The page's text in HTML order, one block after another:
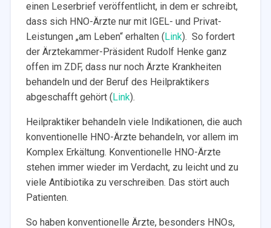
einen Leserbrief veröffentlicht, in dem er schreibt,
dass sich HNO-Ärzte nur mit IGEL- und Privat-
Leistungen „am Leben“ erhalten ( Link). So fordert
der Ärztekammer-Präsident Rudolf Henke ganz
offen im ZDF, dass nur noch Ärzte Krankheiten
behandeln und der Beruf des Heilpraktikers
abgeschafft gehört ( Link).
Heilpraktiker behandeln viele Indikationen, die auch
konventionelle HNO-Ärzte behandeln, vor allem im
Komplex Erkältung. Konventionelle HNO-Ärzte
stehen immer wieder im Verdacht, zu leicht und zu
viele Antibiotika zu verschreiben. Das stört auch
Patienten.
So haben konventionelle Ärzte, besonders HNOs,